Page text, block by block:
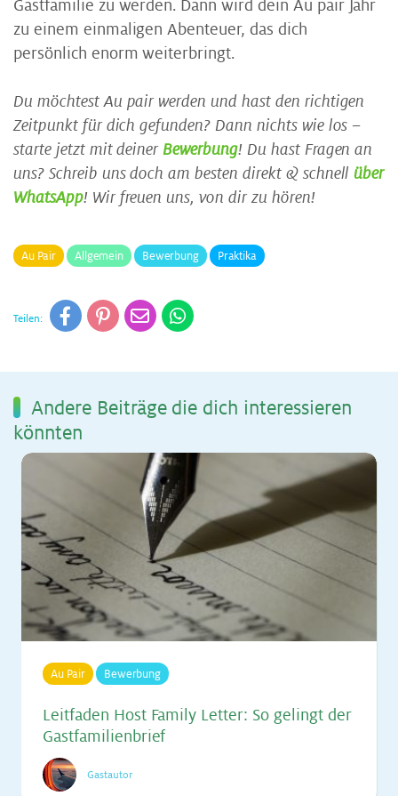
Gastfamilie zu werden. Dann wird dein Au pair Jahr
zu einem einmaligen Abenteuer, das dich
persönlich enorm weiterbringt.
Du möchtest Au pair werden und hast den richtigen
Zeitpunkt für dich gefunden? Dann nichts wie los –
starte jetzt mit deinerBewerbung! Du hast Fragen an
uns? Schreib uns doch am besten direkt & schnellüber
WhatsApp! Wir freuen uns, von dir zu hören!
Au Pair Allgemein Bewerbung Praktika
Teilen:
An­de­re Bei­trä­ge die dich in­ter­es­sie­ren
könn­ten
Au Pair Bewerbung
Leit­fa­den Host Fa­mi­ly Let­ter: So ge­lingt der
Gast­fa­mi­li­en­brief
Gastautor